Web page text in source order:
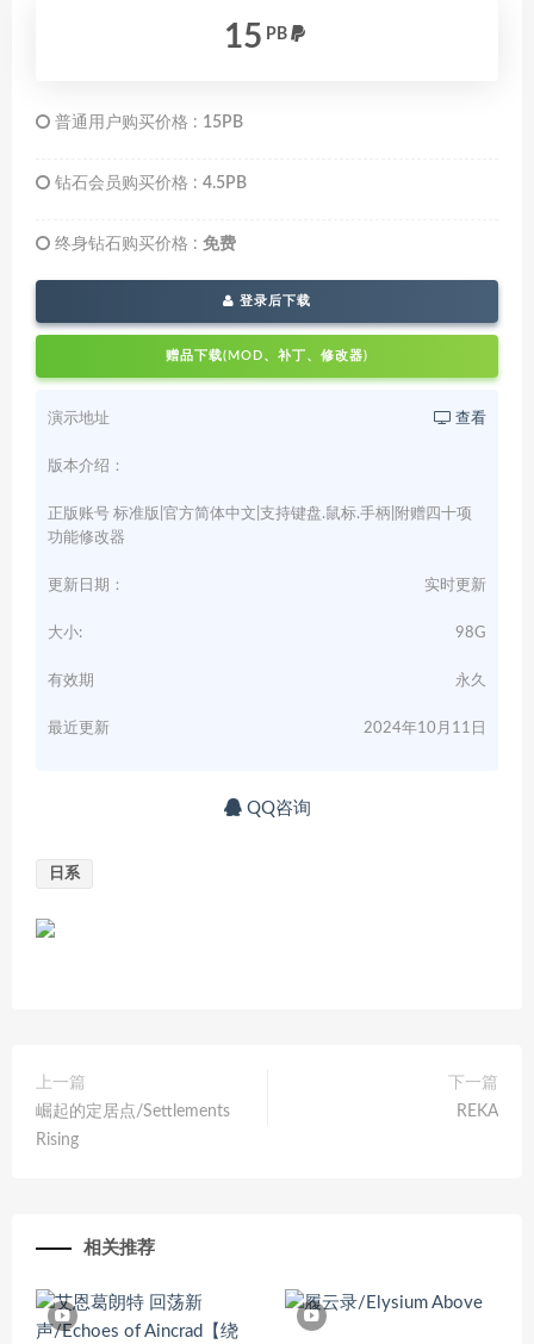
15 PB
普通用户购买价格 : 15PB
钻石会员购买价格 : 4.5PB
终身钻石购买价格 : 免费
登录后下载
赠品下载(MOD、补丁、修改器)
演示地址 查看
版本介绍：
正版账号 标准版|官方简体中文|支持键盘.鼠标.手柄|附赠四十项
功能修改器
更新日期： 实时更新
大小: 98G
有效期 永久
最近更新 2024年10月11日
QQ咨询
日系
上一篇
崛起的定居点/Settlements
Rising
下一篇
REKA
相关推荐